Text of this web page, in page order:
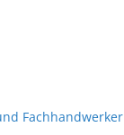
Fachhandwerker